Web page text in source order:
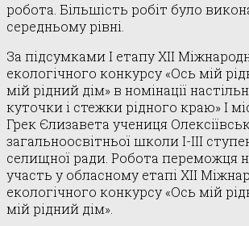
робота. Більшість робіт було
середньому рівні.
За підсумками І етапу ХІІ
екологічного конкурсу «Ось мій
мій рідний дім» в номінації
куточки і стежки рідного краю» І
Грек Єлизавета учениця
загальноосвітньої школи I-III
селищної ради. Робота переможця
участь у обласному етапі ХІІ
екологічного конкурсу «Ось мій
мій рідний дім».